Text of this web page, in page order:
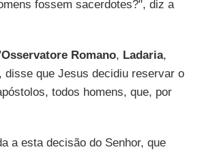
fossem sacerdotes?", diz a
Romano, Ladaria,
disse que Jesus decidiu reservar o
todos homens, que, por
a esta decisão do Senhor, que